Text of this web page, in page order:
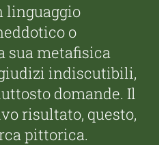
linguaggio
o
sua metafisica
indiscutibili,
domande. Il
risultato, questo,
pittorica.